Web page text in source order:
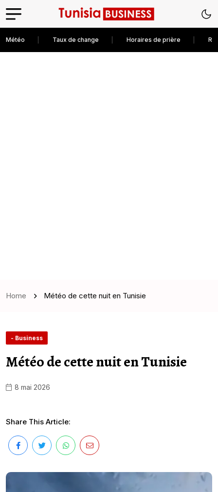
Météo Taux de change Horaires de prière
Home Météo de cette nuit en Tunisie
- Business
Météo de cette nuit en Tunisie
8 mai 2026
Share This Article: